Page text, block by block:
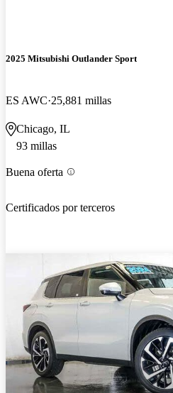
2025 Mitsubishi Outlander Sport
ES AWC 25,881 millas
Chicago, IL
93 millas
Buena oferta
Certificados por terceros